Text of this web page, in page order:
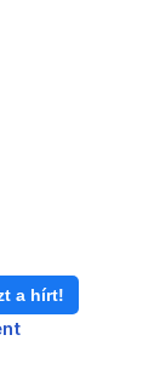
a hírt!